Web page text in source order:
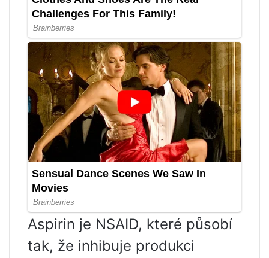
Aspirin je NSAID, které působí
tak, že inhibuje produkci